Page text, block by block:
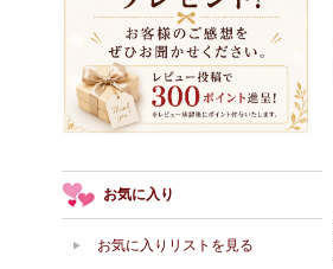
お気に入り
お気に入りリストを見る